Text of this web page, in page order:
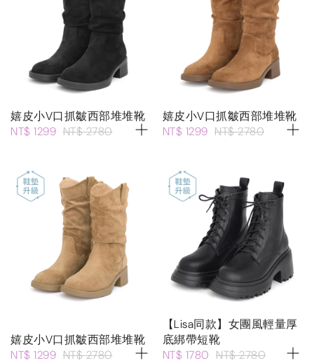
嬉皮小V口抓皺西部堆堆靴
NT$ 1299 NT$ 2780
嬉皮小V口抓皺西部堆堆靴
NT$ 1299 NT$ 2780
嬉皮小V口抓皺西部堆堆靴
NT$ 1299 NT$ 2780
【Lisa同款】女團風輕量厚
底綁帶短靴
NT$ 1780 NT$ 2780